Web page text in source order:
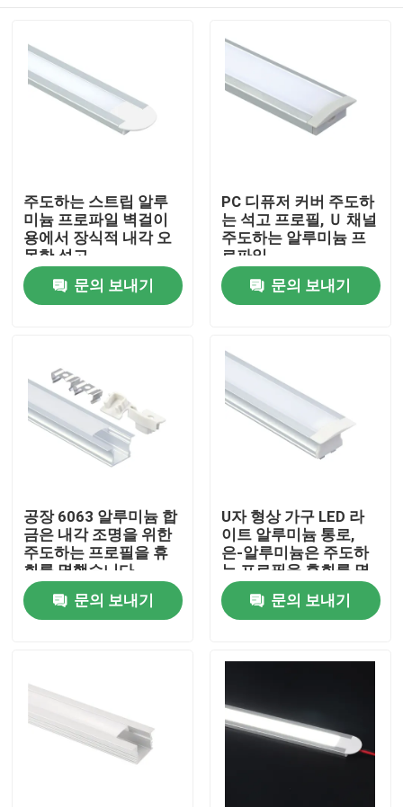
우리에 대하여
공장 여행
품질 관리
연락주세요
서피스는 주도하는 프로필을 탑재했습니다
오목한 주도하는 프로필
주도하는 스트립 알루
미늄 프로파일 벽걸이
용에서 장식적 내각 오
목한 석고
문의 보내기
PC 디퓨저 커버 주도하
는 석고 프로필, Ｕ 채널
주도하는 알루미늄 프
로파일
문의 보내기
공장 6063 알루미늄 합
금은 내각 조명을 위한
주도하는 프로필을 휴
회를 명했습니다
문의 보내기
U자 형상 가구 LED 라
이트 알루미늄 통로,
은-알루미늄은 주도하
는 프로필을 휴회를 명
했습니다
문의 보내기